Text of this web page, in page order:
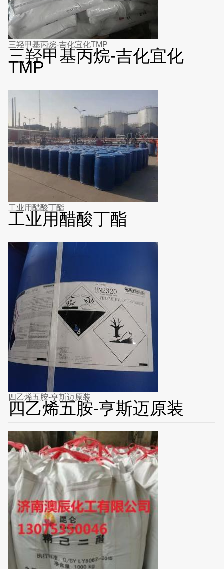
三羟甲基丙烷-吉化宜化TMP
三羟甲基丙烷-吉化宜化
TMP
工业用醋酸丁酯
工业用醋酸丁酯
四乙烯五胺-亨斯迈原装
四乙烯五胺-亨斯迈原装